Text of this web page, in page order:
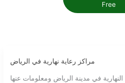
Free
مراكز رعاية نهارية في الرياض
في مدينة الرياض ومعلومات عنها